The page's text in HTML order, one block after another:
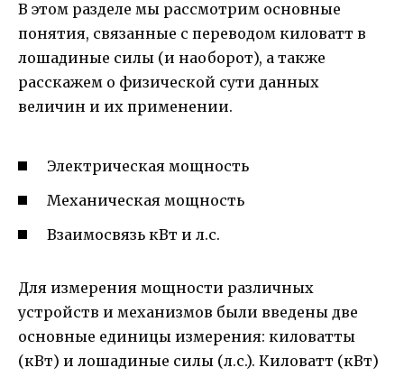
В этом разделе мы рассмотрим основные
понятия, связанные с переводом киловатт в
лошадиные силы (и наоборот), а также
расскажем о физической сути данных
величин и их применении.
Электрическая мощность
Механическая мощность
Взаимосвязь кВт и л.с.
Для измерения мощности различных
устройств и механизмов были введены две
основные единицы измерения: киловатты
(кВт) и лошадиные силы (л.с.). Киловатт (кВт)